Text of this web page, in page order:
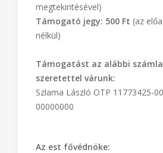
megtekintésével)
Támogató jegy: 500 Ft (az
nélkül)
Támogatást az alábbi
szeretettel várunk:
Szlama László OTP 11773425-
00000000
Az est fővédnöke: